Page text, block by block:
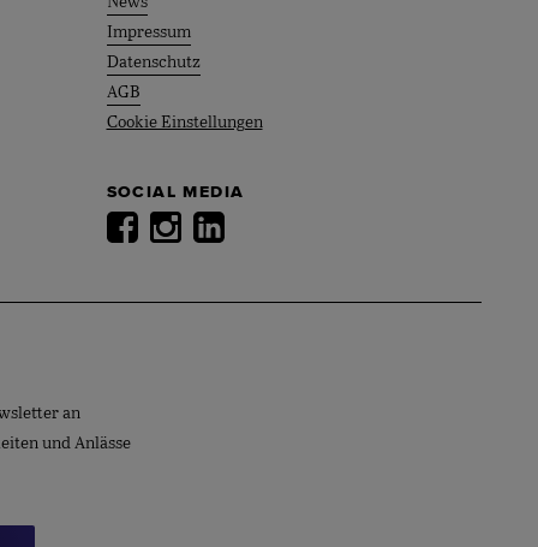
Impressum
Datenschutz
AGB
Cookie Einstellungen
SOCIAL MEDIA
an
und Anlässe